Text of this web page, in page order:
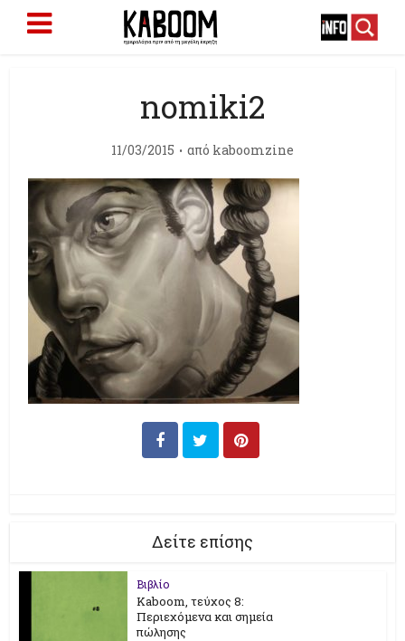
nomiki2
11/03/2015 από kaboomzine
Δείτε επίσης
Βιβλίο
Kaboom, τεύχος 8:
Περιεχόμενα και σημεία
πώλησης